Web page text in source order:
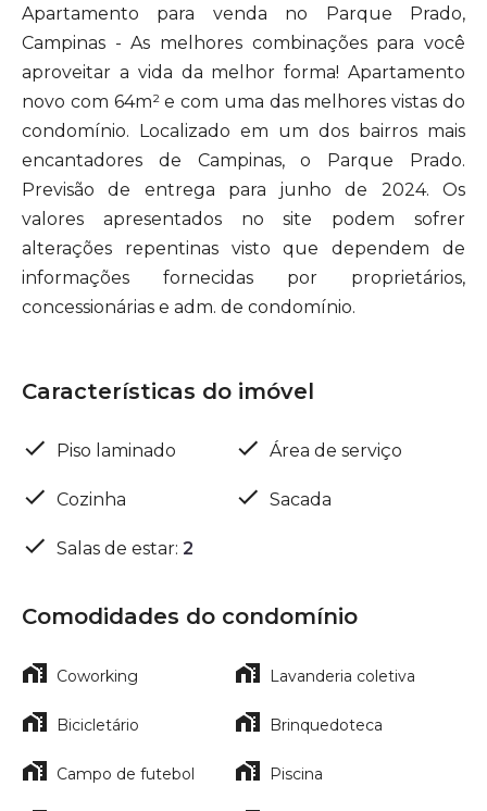
Apartamento para venda no Parque Prado,
Campinas - As melhores combinações para você
aproveitar a vida da melhor forma! Apartamento
novo com 64m² e com uma das melhores vistas do
condomínio. Localizado em um dos bairros mais
encantadores de Campinas, o Parque Prado.
Previsão de entrega para junho de 2024. Os
valores apresentados no site podem sofrer
alterações repentinas visto que dependem de
informações fornecidas por proprietários,
concessionárias e adm. de condomínio.
Características do imóvel
Piso laminado Área de serviço
Cozinha Sacada
Salas de estar: 2
Comodidades do condomínio
Coworking Lavanderia coletiva
Bicicletário Brinquedoteca
Campo de futebol Piscina